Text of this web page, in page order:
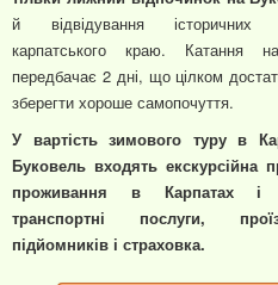
й відвідування історичних
карпатського краю. Катання
передбачає 2 дні, що цілком
зберегти хороше самопочуття.
У вартість зимового туру в
Буковель входять екскурсійна
проживання в Карпатах і
транспортні послуги,
підйомників і страховка.